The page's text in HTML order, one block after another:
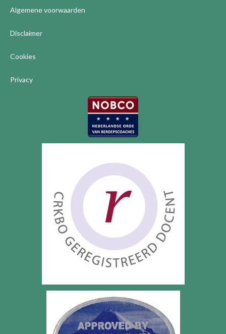
Algemene voorwaarden
Disclaimer
Cookies
Privacy